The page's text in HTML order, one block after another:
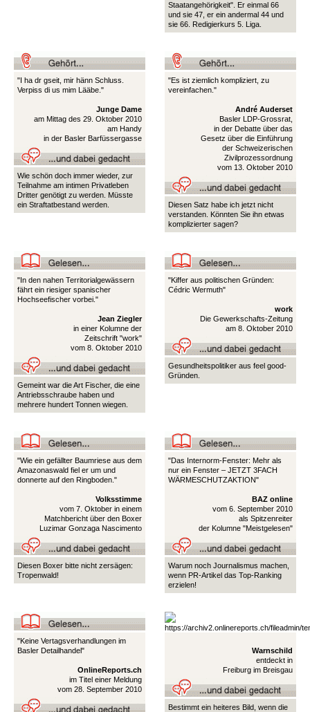
Staatangehörigkeit". Er einmal 66
und sie 47, er ein andermal 44 und
sie 66. Redigierkurs 5. Liga.
"I ha dr gseit, mir hänn Schluss.
Verpiss di us mim Lääbe."
Junge Dame
am Mittag des 29. Oktober 2010
am Handy
in der Basler Barfüssergasse
Wie schön doch immer wieder, zur
Teilnahme am intimen Privatleben
Dritter genötigt zu werden. Müsste
ein Straftatbestand werden.
"Es ist ziemlich kompliziert, zu
vereinfachen."
André Auderset
Basler LDP-Grossrat,
in der Debatte über das
Gesetz über die Einführung
der Schweizerischen
Zivilprozessordnung
vom 13. Oktober 2010
Diesen Satz habe ich jetzt nicht
verstanden. Könnten Sie ihn etwas
komplizierter sagen?
"In den nahen Territorialgewässern
fährt ein riesiger spanischer
Hochseefischer vorbei."
Jean Ziegler
in einer Kolumne der
Zeitschrift "work"
vom 8. Oktober 2010
Gemeint war die Art Fischer, die eine
Antriebsschraube haben und
mehrere hundert Tonnen wiegen.
"Kiffer aus politischen Gründen:
Cédric Wermuth"
work
Die Gewerkschafts-Zeitung
am 8. Oktober 2010
Gesundheitspolitiker aus feel good-
Gründen.
"Wie ein gefällter Baumriese aus dem
Amazonaswald fiel er um und
donnerte auf den Ringboden."
Volksstimme
vom 7. Oktober in einem
Matchbericht über den Boxer
Luzimar Gonzaga Nascimento
Diesen Boxer bitte nicht zersägen:
Tropenwald!
"Das Internorm-Fenster: Mehr als
nur ein Fenster – JETZT 3FACH
WÄRMESCHUTZAKTION"
BAZ online
vom 6. September 2010
als Spitzenreiter
der Kolumne "Meistgelesen"
Warum noch Journalismus machen,
wenn PR-Artikel das Top-Ranking
erzielen!
"Keine Vertagsverhandlungen im
Basler Detailhandel"
OnlineReports.ch
im Titel einer Meldung
vom 28. September 2010
Warnschild
entdeckt in
Freiburg im Breisgau
Bestimmt ein heiteres Bild, wenn die